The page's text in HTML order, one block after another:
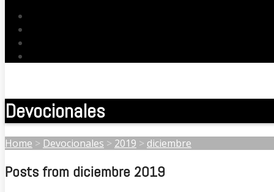
Devocionales
Home > Devocionales > 2019 > diciembre
Posts from diciembre 2019